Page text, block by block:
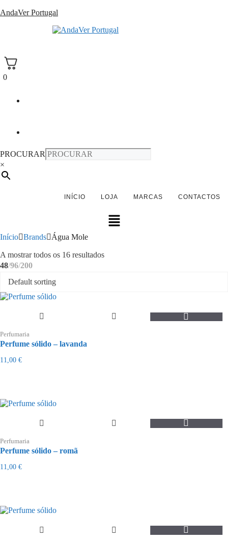
Saltar
AndaVer Portugal
0
PROCURAR
×
INÍCIO LOJA MARCAS CONTACTOS
Menu
Início Brands Água Mole
A mostrar todos os 16 resultadosOrdenado
48 96 200
Perfumaria
Perfume sólido – lavanda
11,00 €
Perfumaria
Perfume sólido – romã
11,00 €